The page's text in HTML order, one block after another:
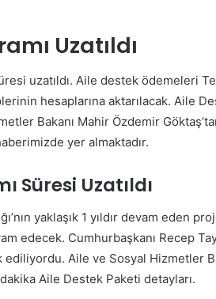
Uzatıldı
uzatıldı. Aile destek ödemeleri
hesaplarına aktarılacak. Aile
Bakanı Mahir Özdemir
yer almaktadır.
Süresi Uzatıldı
yaklaşık 1 yıldır devam eden
edecek. Cumhurbaşkanı Recep
Aile ve Sosyal Hizmetler
Aile Destek Paketi detayları.